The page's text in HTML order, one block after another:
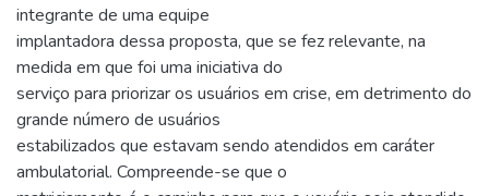
integrante de uma equipe
implantadora dessa proposta, que se fez relevante, na
medida em que foi uma iniciativa do
serviço para priorizar os usuários em crise, em detrimento do
grande número de usuários
estabilizados que estavam sendo atendidos em caráter
ambulatorial. Compreende-se que o